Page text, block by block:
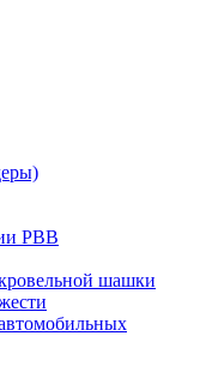
PBB
шашки